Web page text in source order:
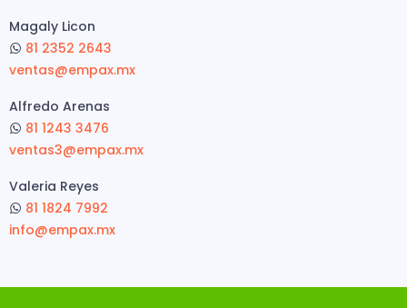
Magaly Licon
81 2352 2643
ventas@empax.mx
Alfredo Arenas
81 1243 3476
ventas3@empax.mx
Valeria Reyes
81 1824 7992
info@empax.mx